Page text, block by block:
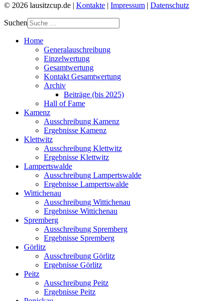
© 2026 lausitzcup.de | Kontakte | Impressum | Datenschutz
Suchen
Home
Generalauschreibung
Einzelwertung
Gesamtwertung
Kontakt Gesamtwertung
Archiv
Beiträge (bis 2025)
Hall of Fame
Kamenz
Ausschreibung Kamenz
Ergebnisse Kamenz
Klettwitz
Ausschreibung Klettwitz
Ergebnisse Klettwitz
Lampertswalde
Ausschreibung Lampertswalde
Ergebnisse Lampertswalde
Wittichenau
Ausschreibung Wittichenau
Ergebnisse Wittichenau
Spremberg
Ausschreibung Spremberg
Ergebnisse Spremberg
Görlitz
Ausschreibung Görlitz
Ergebnisse Görlitz
Peitz
Ausschreibung Peitz
Ergebnisse Peitz